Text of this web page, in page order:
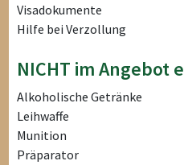
Visadokumente
Hilfe bei Verzollung
NICHT im Angebot
Alkoholische Getränke
Leihwaffe
Munition
Präparator